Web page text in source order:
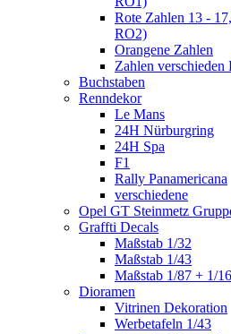
Rote Zahlen 13 -
RO2)
Orangene Zahlen
Zahlen verschieden
Buchstaben
Renndekor
Le Mans
24H Nürburgring
24H Spa
F1
Rally Panamericana
verschiedene
Opel GT Steinmetz
Graffti Decals
Maßstab 1/32
Maßstab 1/43
Maßstab 1/87 + 1/
Dioramen
Vitrinen Dekoration
Werbetafeln 1/43